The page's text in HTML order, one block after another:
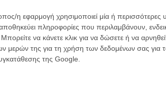
η εφαρμογή χρησιμοποιεί μία ή περισσότερες
πληροφορίες που περιλαμβάνουν,
να κάνετε κλικ για να δώσετε ή να
μερών της για τη χρήση των δεδομένων σας
της Google.
θα βυθίσει την ηρωίδα του (και
θάνατο, ανάμεσα στην υπαρξιακή
Οδύσσεια
The
ΕΓΓΡΑΦΗ